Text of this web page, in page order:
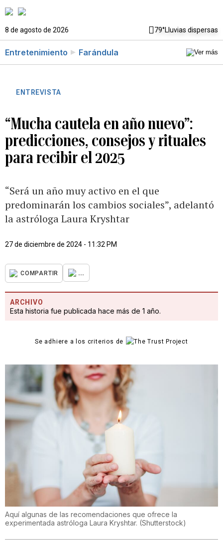
8 de agosto de 2026 79°Lluvias dispersas
Entretenimiento Farándula
ENTREVISTA
“Mucha cautela en año nuevo”:
predicciones, consejos y rituales
para recibir el 2025
“Será un año muy activo en el que
predominarán los cambios sociales”, adelantó
la astróloga Laura Kryshtar
27 de diciembre de 2024 - 11:32 PM
COMPARTIR ...
ARCHIVO
Esta historia fue publicada hace más de 1 año.
Se adhiere a los criterios de
Aquí algunas de las recomendaciones que ofrece la
experimentada astróloga Laura Kryshtar. (Shutterstock)